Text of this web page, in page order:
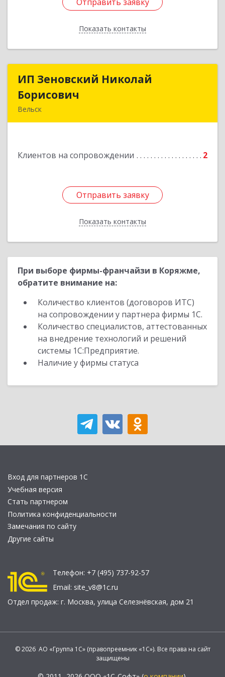
Показать контакты
Назад
ИП Зеновский Николай
Борисович
Вельск
Клиентов на сопровождении 2
Отправить заявку
Показать контакты
ИП Зеновский Николай
Подробнее
Отправить заявку
Назад
При выборе фирмы-франчайзи в Коряжме,
обратите внимание на:
Количество клиентов (договоров ИТС)
на сопровождении у партнера фирмы 1С.
Количество специалистов, аттестованных
на внедрение технологий и решений
системы 1С:Предприятие.
Наличие у фирмы статуса
Вход для партнеров 1С
Учебная версия
Стать партнером
Политика конфиденциальности
Замечания по сайту
Другие сайты
Телефон: +7 (495) 737-92-57
Email: site_v8@1c.ru
Отдел продаж: г. Москва, улица Селезнёвская, дом 21
© 2026 АО «Группа 1С» (правопреемник «1С»). Все права на сайт
защищены